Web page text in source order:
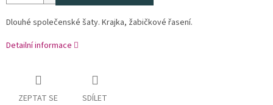
Dlouhé společenské šaty. Krajka, žabičkové řasení.
Detailní informace
ZEPTAT SE SDÍLET